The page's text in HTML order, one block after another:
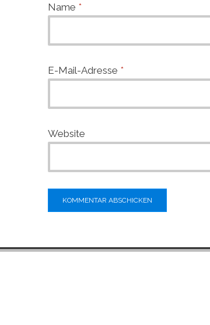
Name *
E-Mail-Adresse *
Website